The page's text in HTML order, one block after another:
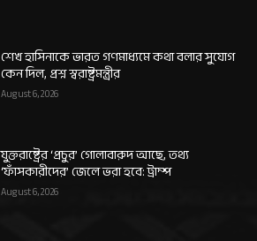
শেখ হাসিনাকে ভারত গণমাধ্যমে কথা বলার সুযোগ
কেন দিল, প্রশ্ন স্বরাষ্ট্রমন্ত্রীর
August 6, 2026
যুক্তরাষ্ট্রের ‘প্রচুর’ গোলাবারুদ আছে, তথ্য
‘ফাঁসকারীদের’ জেলে ভরা হবে: ট্রাম্প
August 6, 2026